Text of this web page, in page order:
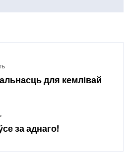
для кемлівай
за аднаго!